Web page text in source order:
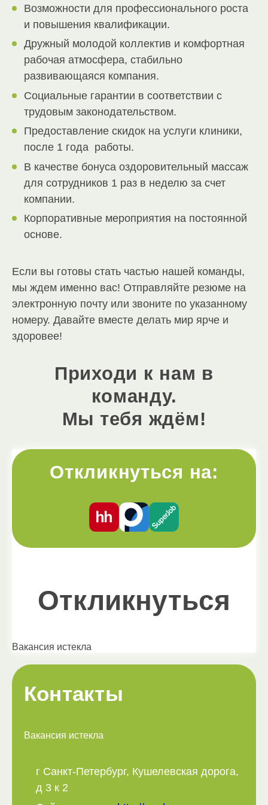
Возможности для профессионального роста
и повышения квалификации.
Дружный молодой коллектив и комфортная
рабочая атмосфера, стабильно
развивающаяся компания.
Социальные гарантии в соответствии с
трудовым законодательством.
Предоставление скидок на услуги клиники,
после 1 года работы.
В качестве бонуса оздоровительный массаж
для сотрудников 1 раз в неделю за счет
компании.
Корпоративные мероприятия на постоянной
основе.
Если вы готовы стать частью нашей команды,
мы ждем именно вас! Отправляйте резюме на
электронную почту или звоните по указанному
номеру. Давайте вместе делать мир ярче и
здоровее!
Приходи к нам в
команду.
Мы тебя ждём!
Откликнуться на:
Откликнуться
Вакансия истекла
Контакты
Вакансия истекла
г Санкт-Петербург, Кушелевская дорога,
д 3 к 2